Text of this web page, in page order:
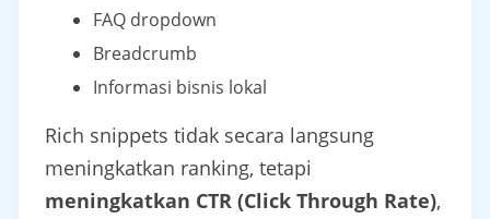
FAQ dropdown
Breadcrumb
Informasi bisnis lokal
Rich snippets tidak secara langsung
meningkatkan ranking, tetapi
meningkatkan CTR (Click Through Rate),